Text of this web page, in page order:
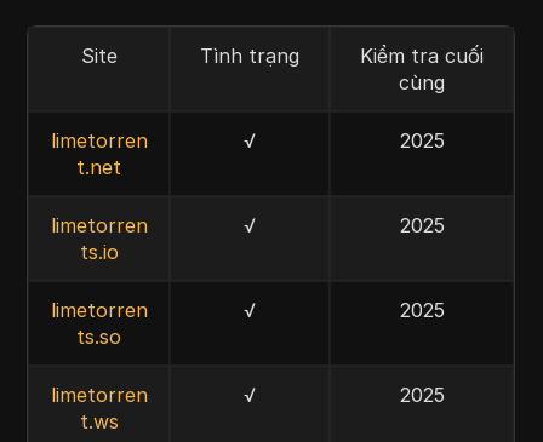
Site Tình trạng
Kiểm tra cuối
cùng
limetorren
t.net
√ 2025
limetorren
ts.io
√ 2025
limetorren
ts.so
√ 2025
limetorren
t.ws
√ 2025